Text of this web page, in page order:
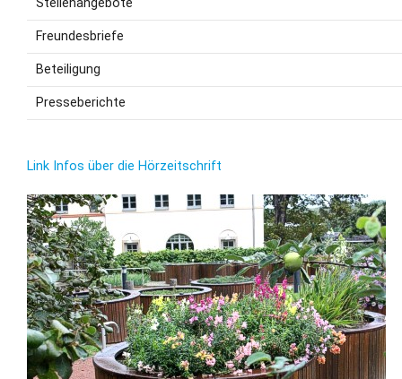
Freundesbriefe
Beteiligung
Presseberichte
Link Infos über die Hörzeitschrift